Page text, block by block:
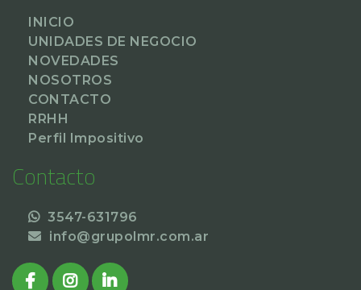
INICIO
UNIDADES DE NEGOCIO
NOVEDADES
NOSOTROS
CONTACTO
RRHH
Perfil Impositivo
Contacto
3547-631796
info@grupolmr.com.ar